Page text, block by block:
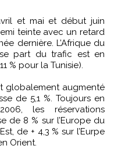
et mai et début juin
teinte avec un retard
dernière. L’Afrique du
part du trafic est en
% pour la Tunisie).
globalement augmenté
de 5,1 %. Toujours en
les réservations
de 8 % sur l’Europe du
de + 4,3 % sur l’Eurpe
Orient.